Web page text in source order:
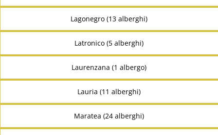
Lagonegro (13 alberghi)
Latronico (5 alberghi)
Laurenzana (1 albergo)
Lauria (11 alberghi)
Maratea (24 alberghi)